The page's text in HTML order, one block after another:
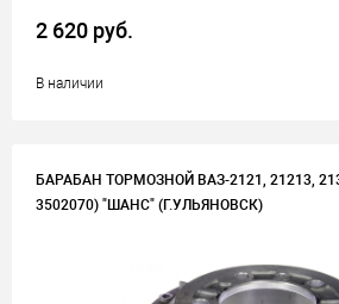
2 620 руб.
В наличии
БАРАБАН ТОРМОЗНОЙ ВАЗ-2121, 21213,
3502070) "ШАНС" (Г.УЛЬЯНОВСК)